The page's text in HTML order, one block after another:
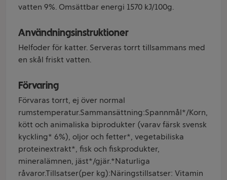
vatten 9%. Omsättbar energi 1570 kJ/100g.
Användningsinstruktioner
Helfoder för katter. Serveras torrt tillsammans med
en skål friskt vatten.
Förvaring
Förvaras torrt, ej över normal
rumstemperatur.Sammansättning:Spannmål*/Korn,
kött och animaliska biprodukter (varav färsk svensk
kyckling* 6%), oljor och fetter*, vegetabiliska
proteinextrakt*, fisk och fiskprodukter,
mineralämnen, jäst*/gjär.*Naturliga
råvaror.Tillsatser(per kg):Näringstillsatser: Vitamin